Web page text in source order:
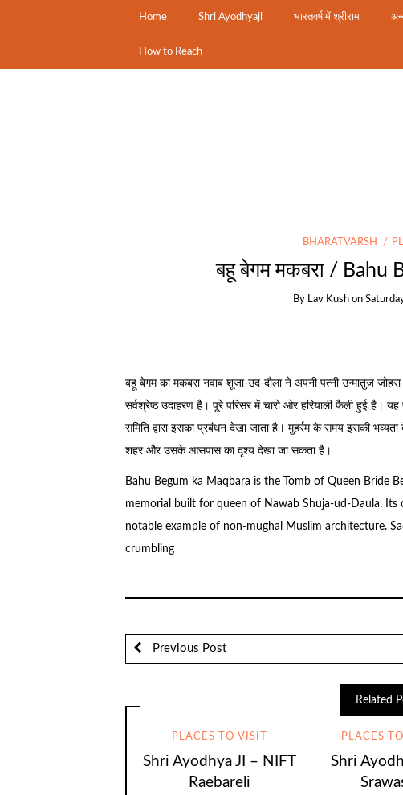
Home Shri Ayodhyaji भारतवर्ष में श्रीराम
How to Reach
BHARATVARSH
बहू बेगम मकबरा / Bahu
By Lav Kush on
बहू बेगम का मकबरा नवाब शूजा-उद-दौला ने अपनी पत्नी उन्मातुज
सर्वश्रेष्ठ उदाहरण है। पूरे परिसर में चारो ओर हरियाली फैली हुई है।
समिति द्वारा इसका प्रबंधन देखा जाता है। मुहर्रम के समय इसकी
शहर और उसके आसपास का दृश्य देखा जा सकता है।
Bahu Begum ka Maqbara is the Tomb of Queen Bride
memorial built for queen of Nawab Shuja-ud-Daula. Its
notable example of non-mughal Muslim architecture.
crumbling
Previous Post
Related
PLACES TO VISIT
Shri Ayodhya JI – NIFT
Raebareli
PLACES
Shri